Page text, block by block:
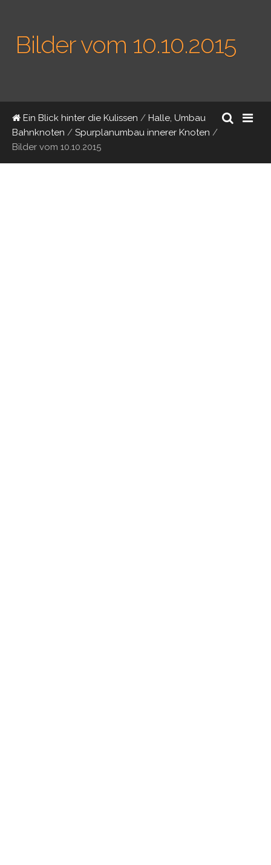
Bilder vom 10.10.2015
Ein Blick hinter die Kulissen / Halle, Umbau
Bahnknoten / Spurplanumbau innerer Knoten /
Bilder vom 10.10.2015